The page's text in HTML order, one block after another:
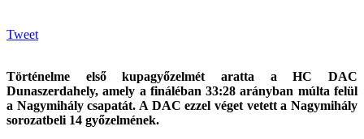
Tweet
Történelme első kupagyőzelmét aratta a HC DAC
Dunaszerdahely, amely a fináléban 33:28 arányban múlta felül
a Nagymihály csapatát. A DAC ezzel véget vetett a Nagymihály
sorozatbeli 14 győzelmének.